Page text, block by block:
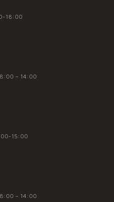
18:00
– 14:00
15:00
– 14:00